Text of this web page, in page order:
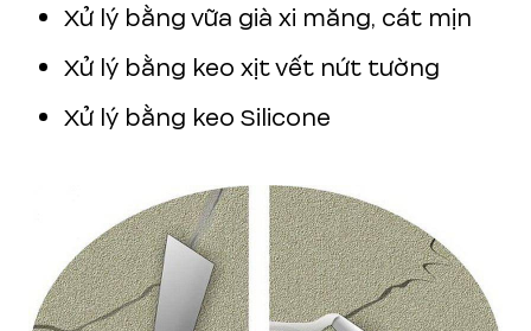
Xử lý bằng vữa già xi măng, cát mịn
Xử lý bằng keo xịt vết nứt tường
Xử lý bằng keo Silicone